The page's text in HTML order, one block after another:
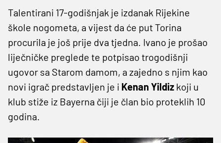
Talentirani 17-godišnjak je izdanak Rijekine
škole nogometa, a vijest da će put Torina
procurila je još prije dva tjedna. Ivano je prošao
liječničke preglede te potpisao trogodišnji
ugovor sa Starom damom, a zajedno s njim kao
novi igrač predstavljen je i Kenan Yildiz koji u
klub stiže iz Bayerna čiji je član bio proteklih 10
godina.